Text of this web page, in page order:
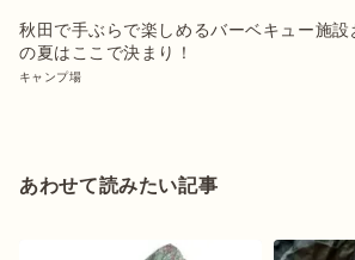
秋田で手ぶらで楽しめるバーベキュー施
の夏はここで決まり！
キャンプ場
あわせて読みたい記事